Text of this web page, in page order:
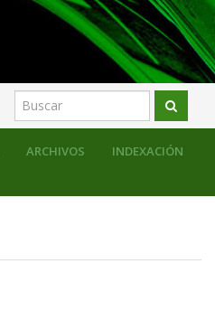
ARCHIVOS INDEXACIÓN